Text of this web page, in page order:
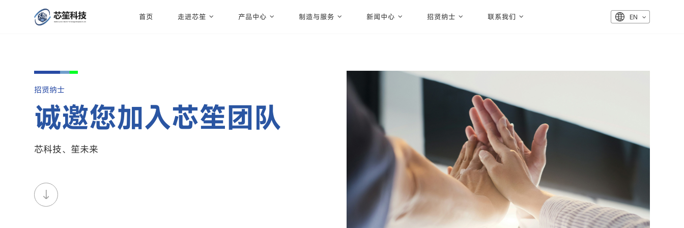
首页 走进芯笙 产品中心 制造与服务 新闻中心 招贤纳士 联系我们 EN
招贤纳士
诚邀您加入芯笙团队
芯科技、笙未来